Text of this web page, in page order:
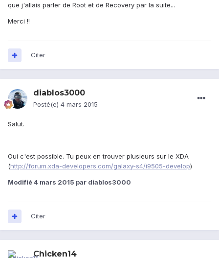
que j'allais parler de Root et de Recovery par la suite...
Merci !!
Citer
diablos3000
Posté(e) 4 mars 2015
Salut.
Oui c'est possible. Tu peux en trouver plusieurs sur le XDA
(http://forum.xda-developers.com/galaxy-s4/i9505-develop)
Modifié4 mars 2015 par diablos3000
Citer
Chicken14